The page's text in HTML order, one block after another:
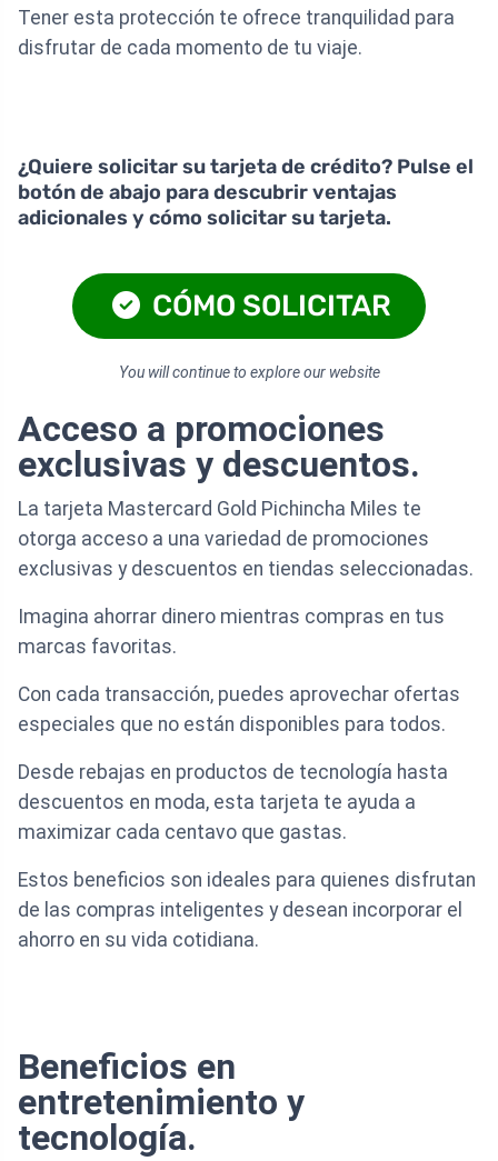
Tener esta protección te ofrece tranquilidad para
disfrutar de cada momento de tu viaje.
¿Quiere solicitar su tarjeta de crédito? Pulse el
botón de abajo para descubrir ventajas
adicionales y cómo solicitar su tarjeta.
CÓMO SOLICITAR
You will continue to explore our website
Acceso a promociones
exclusivas y descuentos.
La tarjeta Mastercard Gold Pichincha Miles te
otorga acceso a una variedad de promociones
exclusivas y descuentos en tiendas seleccionadas.
Imagina ahorrar dinero mientras compras en tus
marcas favoritas.
Con cada transacción, puedes aprovechar ofertas
especiales que no están disponibles para todos.
Desde rebajas en productos de tecnología hasta
descuentos en moda, esta tarjeta te ayuda a
maximizar cada centavo que gastas.
Estos beneficios son ideales para quienes disfrutan
de las compras inteligentes y desean incorporar el
ahorro en su vida cotidiana.
Beneficios en
entretenimiento y
tecnología.